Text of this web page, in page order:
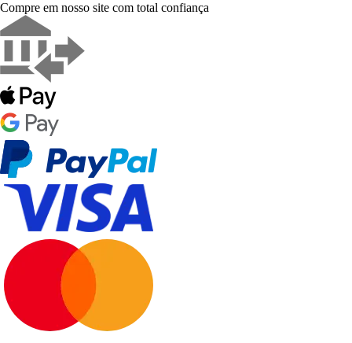
Compre em nosso site com total confiança